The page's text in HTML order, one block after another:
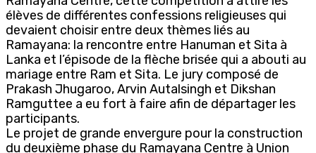
élèves de différentes confessions religieuses qui
devaient choisir entre deux thèmes liés au
Ramayana: la rencontre entre Hanuman et Sita à
Lanka et l’épisode de la flèche brisée qui a abouti au
mariage entre Ram et Sita. Le jury composé de
Prakash Jhugaroo, Arvin Autalsingh et Dikshan
Ramguttee a eu fort à faire afin de départager les
participants.
Le projet de grande envergure pour la construction
du deuxième phase du Ramayana Centre à Union